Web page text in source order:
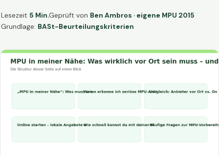
Lesezeit 5 Min.Geprüft von Ben Ambros · eigene MPU 2015
Grundlage: BASt-Beurteilungskriterien